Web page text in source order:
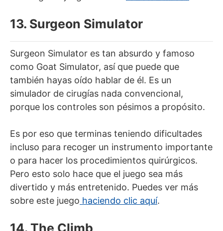
13. Surgeon Simulator
Surgeon Simulator es tan absurdo y famoso
como Goat Simulator, así que puede que
también hayas oído hablar de él. Es un
simulador de cirugías nada convencional,
porque los controles son pésimos a propósito.
Es por eso que terminas teniendo dificultades
incluso para recoger un instrumento importante
o para hacer los procedimientos quirúrgicos.
Pero esto solo hace que el juego sea más
divertido y más entretenido. Puedes ver más
sobre este juego haciendo clic aquí.
14. The Climb